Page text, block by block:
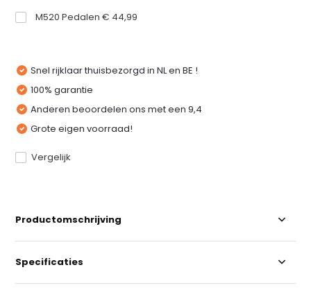
M520 Pedalen € 44,99
Snel rijklaar thuisbezorgd in NL en BE !
100% garantie
Anderen beoordelen ons met een 9,4
Grote eigen voorraad!
Vergelijk
Productomschrijving
Specificaties